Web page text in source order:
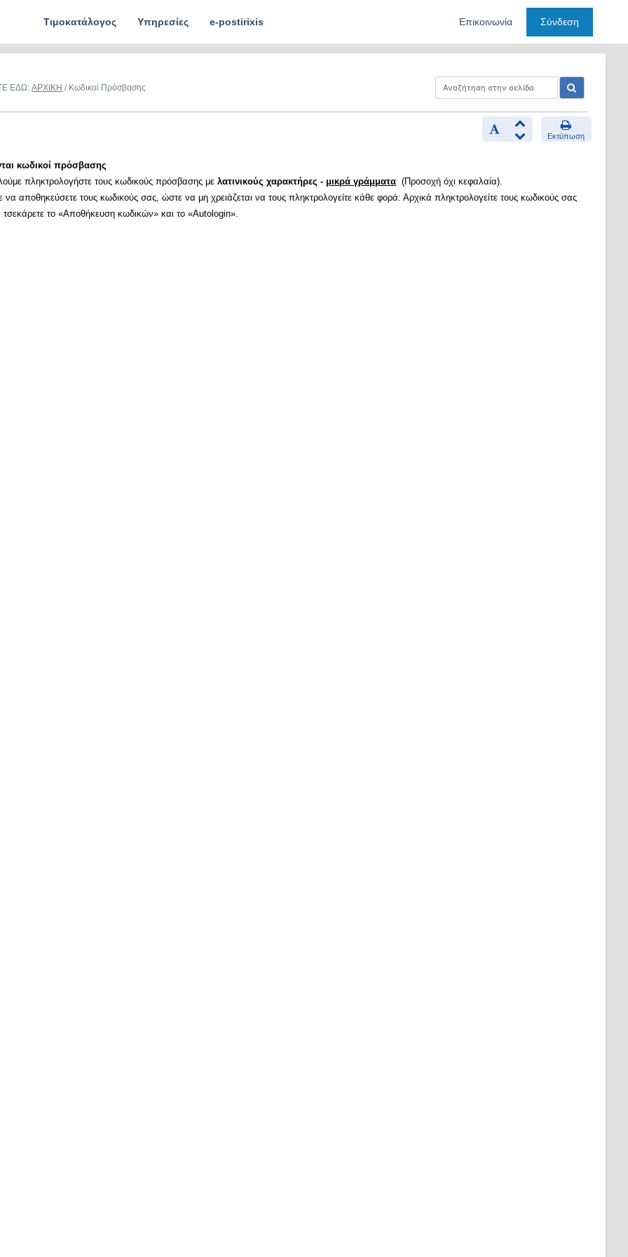
Τιμοκατάλογος Υπηρεσίες e-postirixis Επικοινωνία Σύνδεση
ΕΔΩ:ΑΡΧΙΚΗ / Κωδικοί Πρόσβασης
Εκτύπωση
κωδικοί πρόσβασης
πληκτρολογήστε τους κωδικούς πρόσβασης μελατινικούς χαρακτήρες - μικρά γράμματα (Προσοχή όχι κεφαλαία).
να αποθηκεύσετε τους κωδικούς σας, ώστε να μη χρειάζεται να τους πληκτρολογείτε κάθε φορά: Αρχικά πληκτρολογείτε τους κωδικούς σας
τσεκάρετε το «Αποθήκευση κωδικών» και το «Autologin».